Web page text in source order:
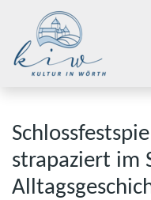
strapaziert im